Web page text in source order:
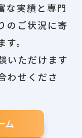
な実績と専門
のご状況に寄
。
いただけます
わせくださ
ム